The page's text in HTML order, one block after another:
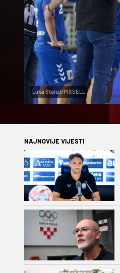
Luka Stanzl/PIXSELL
NAJNOVIJE VIJESTI